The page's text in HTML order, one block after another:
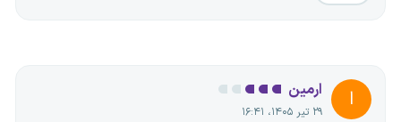
ا ارمین
۲۹ تیر ۱۴۰۵، ۱۶:۴۱